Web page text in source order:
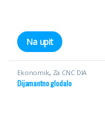
Na upit
Ekonomik, Za CNC DIA
Dijamantno glodalo